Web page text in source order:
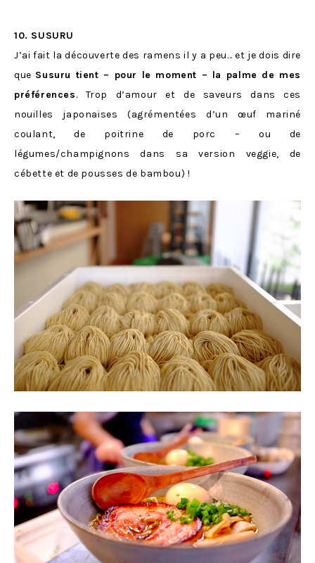
10. SUSURU
J’ai fait la découverte des ramens il y a peu… et je dois dire
que Susuru tient – pour le moment – la palme de mes
préférences. Trop d’amour et de saveurs dans ces
nouilles japonaises (agrémentées d’un œuf mariné
coulant, de poitrine de porc – ou de
légumes/champignons dans sa version veggie, de
cébette et de pousses de bambou) !